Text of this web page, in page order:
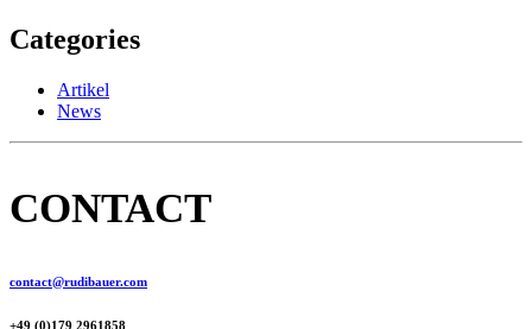
Categories
Artikel
News
CONTACT
contact@rudibauer.com
+49 (0)179 2961858